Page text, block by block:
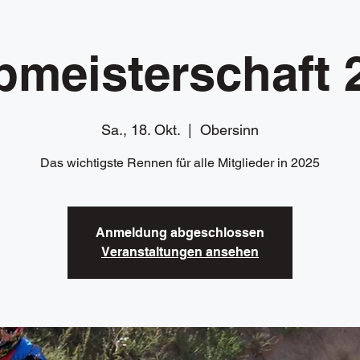
Sa., 18. Okt. Obersinn
Das wichtigste Rennen für alle Mitglieder in 2025
Anmeldung abgeschlossen
Veranstaltungen ansehen